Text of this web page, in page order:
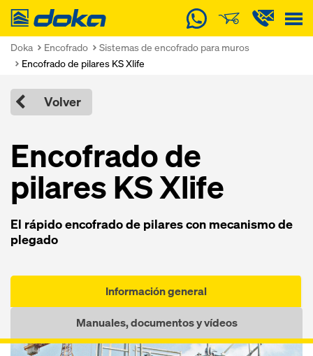
Doka
Doka Encofrado
Sistemas de encofrado para muros
Encofrado de pilares KS Xlife
Volver
Encofrado de
pilares KS Xlife
El rápido encofrado de pilares con mecanismo de
plegado
Información general
Manuales, documentos y vídeos